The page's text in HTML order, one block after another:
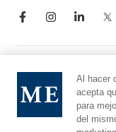
Aviso de prácticas
Línea directa de
Denunciar maltrato
Preferencias de
Al hacer
acepta
para
del